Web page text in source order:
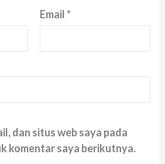
Email*
dan situs web saya pada
komentar saya berikutnya.